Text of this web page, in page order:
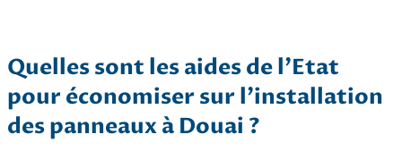
Quelles sont les aides de l’Etat
pour économiser sur l’installation
des panneaux à Douai ?